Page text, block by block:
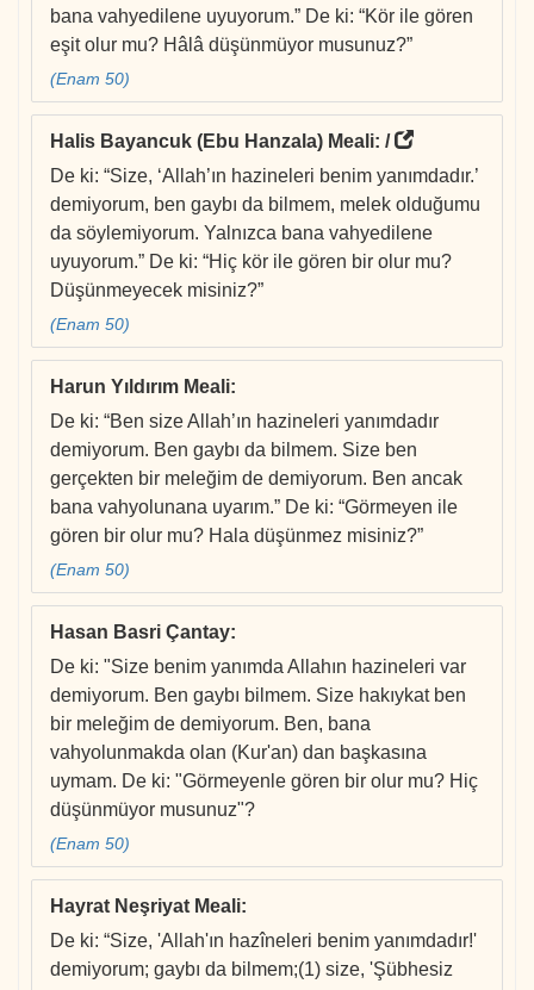
bana vahyedilene uyuyorum.” De ki: “Kör ile gören
eşit olur mu? Hâlâ düşünmüyor musunuz?”
(Enam 50)
Halis Bayancuk (Ebu Hanzala) Meali: /
De ki: “Size, ‘Allah’ın hazineleri benim yanımdadır.’
demiyorum, ben gaybı da bilmem, melek olduğumu
da söylemiyorum. Yalnızca bana vahyedilene
uyuyorum.” De ki: “Hiç kör ile gören bir olur mu?
Düşünmeyecek misiniz?”
(Enam 50)
Harun Yıldırım Meali:
De ki: “Ben size Allah’ın hazineleri yanımdadır
demiyorum. Ben gaybı da bilmem. Size ben
gerçekten bir meleğim de demiyorum. Ben ancak
bana vahyolunana uyarım.” De ki: “Görmeyen ile
gören bir olur mu? Hala düşünmez misiniz?”
(Enam 50)
Hasan Basri Çantay:
De ki: "Size benim yanımda Allahın hazineleri var
demiyorum. Ben gaybı bilmem. Size hakıykat ben
bir meleğim de demiyorum. Ben, bana
vahyolunmakda olan (Kur'an) dan başkasına
uymam. De ki: "Görmeyenle gören bir olur mu? Hiç
düşünmüyor musunuz"?
(Enam 50)
Hayrat Neşriyat Meali:
De ki: “Size, 'Allah'ın hazîneleri benim yanımdadır!'
demiyorum; gaybı da bilmem;(1) size, 'Şübhesiz